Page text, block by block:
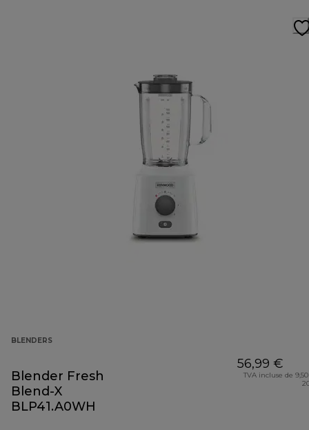
BLENDERS
Blender Fresh
Blend-X
BLP41.A0WH
56,99 €
TVA incluse de